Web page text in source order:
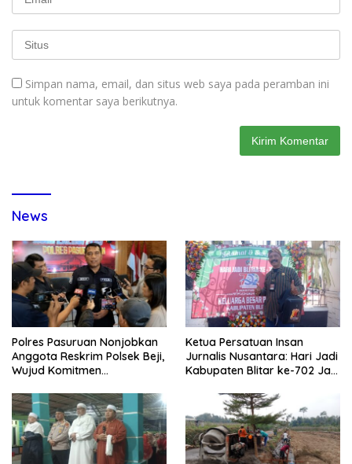
Simpan nama, email, dan situs web saya pada peramban ini
untuk komentar saya berikutnya.
News
Polres Pasuruan Nonjobkan
Anggota Reskrim Polsek Beji,
Wujud Komitmen
Dugaan Penganiayaan
Ketua Persatuan Insan
Jurnalis Nusantara: Hari Jadi
Kabupaten Blitar ke-702 Jadi
Pembangunan